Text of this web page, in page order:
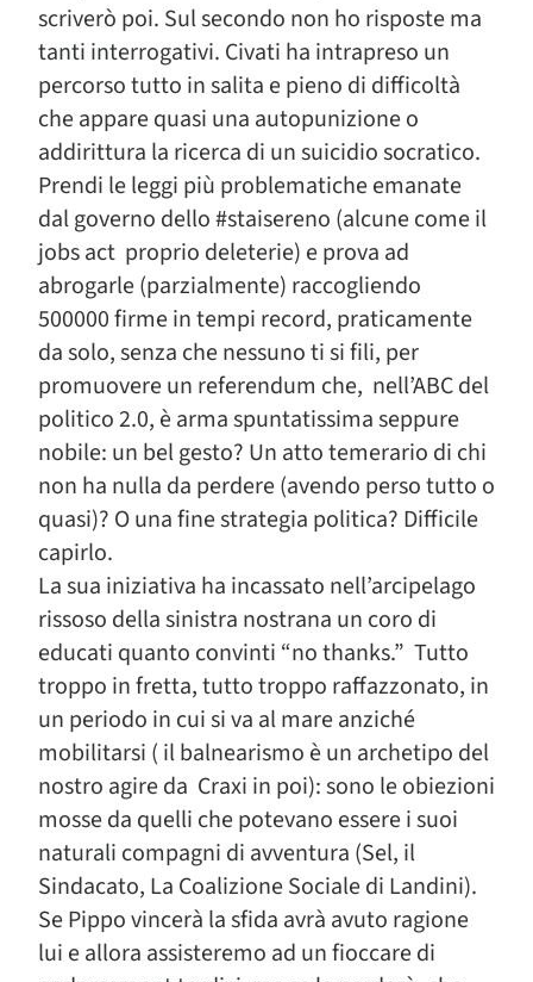
scriverò poi. Sul secondo non ho risposte ma
tanti interrogativi. Civati ha intrapreso un
percorso tutto in salita e pieno di difficoltà
che appare quasi una autopunizione o
addirittura la ricerca di un suicidio socratico.
Prendi le leggi più problematiche emanate
dal governo dello #staisereno (alcune come il
jobs act proprio deleterie) e prova ad
abrogarle (parzialmente) raccogliendo
500000 firme in tempi record, praticamente
da solo, senza che nessuno ti si fili, per
promuovere un referendum che, nell’ABC del
politico 2.0, è arma spuntatissima seppure
nobile: un bel gesto? Un atto temerario di chi
non ha nulla da perdere (avendo perso tutto o
quasi)? O una fine strategia politica? Difficile
capirlo.
La sua iniziativa ha incassato nell’arcipelago
rissoso della sinistra nostrana un coro di
educati quanto convinti “no thanks.” Tutto
troppo in fretta, tutto troppo raffazzonato, in
un periodo in cui si va al mare anziché
mobilitarsi ( il balnearismo è un archetipo del
nostro agire da Craxi in poi): sono le obiezioni
mosse da quelli che potevano essere i suoi
naturali compagni di avventura (Sel, il
Sindacato, La Coalizione Sociale di Landini).
Se Pippo vincerà la sfida avrà avuto ragione
lui e allora assisteremo ad un fioccare di